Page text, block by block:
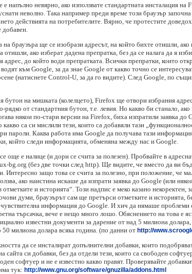
напълно невярно, ако използвате стандартната инсталация
неволно. Така например преди време този браузър
действията на потребителите. Вярно, че протестите
браузъра ще се изобрази адресът, на който бихте отишли,
ако изберат дадена препратка, без да се налага да я
до който води препратката. Всички препратки, които
към Google, за да знае Google от какво точно се
(натиснете Control-U, за да го видите). След Google, по
бутон на мишката (колелцето), Firefox ще отвори избрания
от стандартния бутон, т.е. левия. Но какво би станало,
някои по-стари версии на Firefox, биха изпратили заявка
са си мислили тези, които са добавяли тази
пароли. Каква работа има Google да получава тази
който следи информацията, обменяна между нас и Google.
още е налице (и дори се счита за полезен). Пробвайте в
bg.org (без две точки след http). Ще видите, че вместо да ви
Интересно защо това се счита за полезно, при положение, че
ако наистина искаше да изпрати заявка до Google (или
и историята“. Този надпис е меко казано некоректен,
думи, браузърът сам ще претърси отметките и историята,
информация до Google. И хич да нямаше проблеми
търсачка, вече е нещо много лошо. Обяснението на това е
известни документи за дарение от над 5 милиона
милиона долара всяка година. (по данни от http://
да се инсталират допълнителни добавки, които
си добавки, без да отдели тези, които са свободен
софтуер и не е известно какво правят. Проверявайте
тук: http://www.gnu.org/software/gnuzilla/addons.html